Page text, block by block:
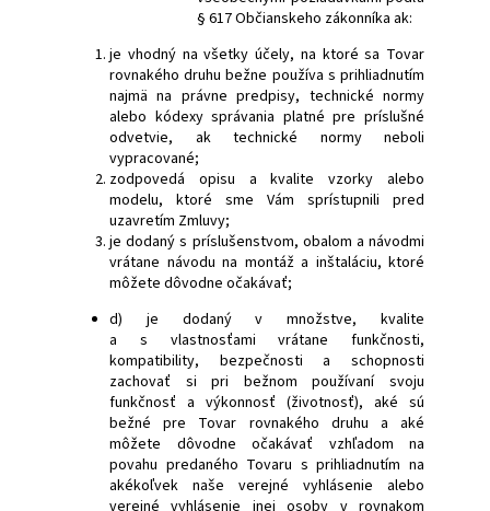
§ 617 Občianskeho zákonníka ak:
je vhodný na všetky účely, na ktoré sa Tovar
rovnakého druhu bežne používa s prihliadnutím
najmä na právne predpisy, technické normy
alebo kódexy správania platné pre príslušné
odvetvie, ak technické normy neboli
vypracované;
zodpovedá opisu a kvalite vzorky alebo
modelu, ktoré sme Vám sprístupnili pred
uzavretím Zmluvy;
je dodaný s príslušenstvom, obalom a návodmi
vrátane návodu na montáž a inštaláciu, ktoré
môžete dôvodne očakávať;
d) je dodaný v množstve, kvalite
a s vlastnosťami vrátane funkčnosti,
kompatibility, bezpečnosti a schopnosti
zachovať si pri bežnom používaní svoju
funkčnosť a výkonnosť (životnosť), aké sú
bežné pre Tovar rovnakého druhu a aké
môžete dôvodne očakávať vzhľadom na
povahu predaného Tovaru s prihliadnutím na
akékoľvek naše verejné vyhlásenie alebo
verejné vyhlásenie inej osoby v rovnakom